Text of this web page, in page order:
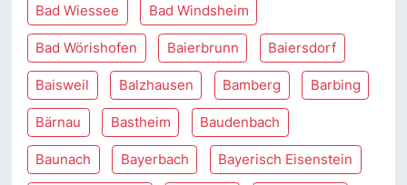
Bad Wiessee Bad Windsheim
Bad Wörishofen Baierbrunn Baiersdorf
Baisweil Balzhausen Bamberg Barbing
Bärnau Bastheim Baudenbach
Baunach Bayerbach Bayerisch Eisenstein